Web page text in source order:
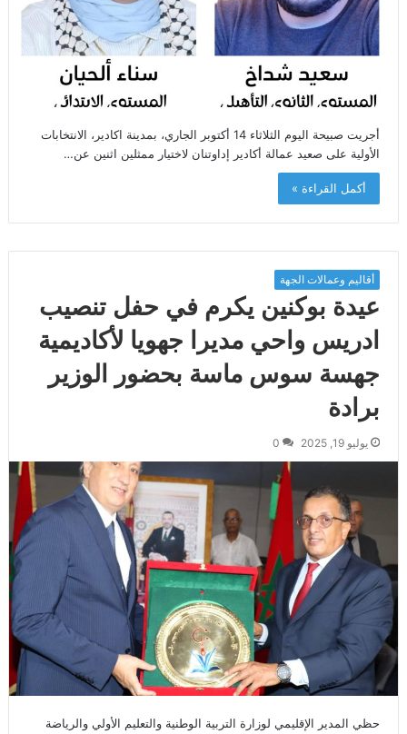
أجريت صبيحة اليوم الثلاثاء 14 أكتوبر الجاري، بمدينة اكادير، الانتخابات
الأولية على صعيد عمالة أكادير إداوتنان لاختيار ممثلين اثنين عن…
أكمل القراءة »
أقاليم وعمالات الجهة
عيدة بوكنين يكرم في حفل تنصيب
ادريس واحي مديرا جهويا لأكاديمية
جهسة سوس ماسة بحضور الوزير
برادة
يوليو 19, 2025 0
حظي المدير الإقليمي لوزارة التربية الوطنية والتعليم الأولي والرياضة